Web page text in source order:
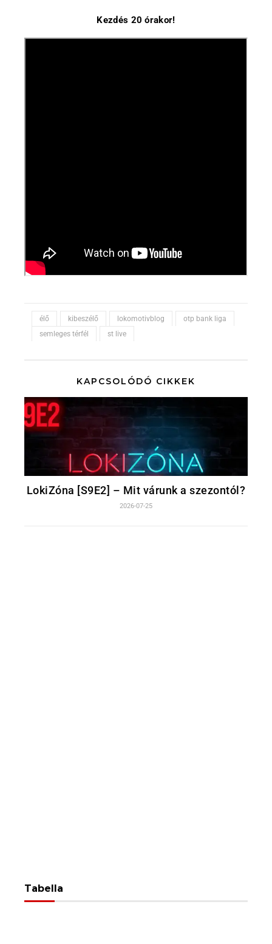
Kezdés 20 órakor!
élő kibeszélő lokomotivblog
otp bank liga
semleges térfél
st live
KAPCSOLÓDÓ CIKKEK
LokiZóna [S9E2] – Mit várunk a szezontól?
2026-07-25
Tabella